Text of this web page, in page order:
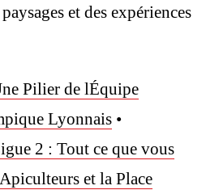
et des expériences
Pilier de lÉquipe
Lyonnais •
2 : Tout ce que vous
et la Place